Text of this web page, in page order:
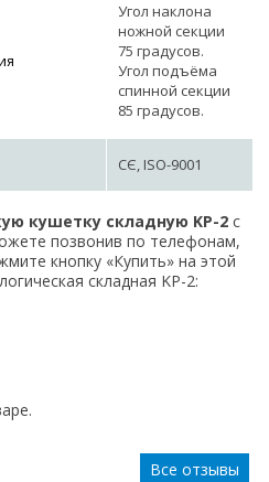
Угол наклона
ножной секции
75 градусов.
Угол подъёма
спинной секции
85 градусов.
СЄ, ISO-9001
кушетку складную KP-2 с
позвонив по телефонам,
кнопку «Купить» на этой
складная KP-2:
Все отзывы